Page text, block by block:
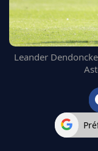
CHELSEA
ARSENAL
BAYERN
L'AVIS DE LA RÉDAC'
Leander